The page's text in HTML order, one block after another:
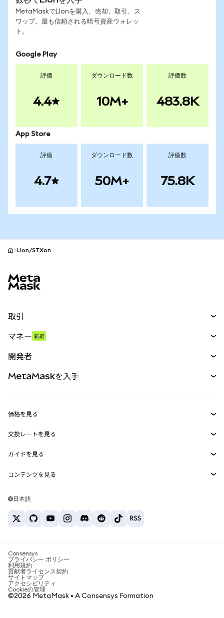
MetaMaskでLIonを購入、売却、取引、ス
ワップ。最も信頼される暗号資産ウォレッ
ト。
Google Play
評価
4.4
ダウンロード数
10M+
評価数
483.8K
App Store
評価
4.7
ダウンロード数
50M+
評価数
75.8K
LIon/STXon
取引
パーペチュアル
RWA
マネー 新規
開発者
MetaMask Connect
Snaps
Web3サービス
MetaMaskを入手
セキュリティ
サポート
キャリア
お問い合わせ
価格を見る
イーサリアムの価格
Solanaの価格
Tetherの価格
交換レートを見る
ETH→USD
USDT→INR
BTC→INR
ETH→USDT
ガイドを見る
ETHの購入
USDTの購入
SHIBの購入
BNBの購入
コンテンツを見る
Solanaウォレット
税制関連ニュース
暗号資産の購入方法は？
ビットコインを売るには？
日本語
Consensys
プライバシー ポリシー
利用規約
貢献者ライセンス契約
サイトマップ
アクセシビリティ
Cookieの管理
©2026 MetaMask • A Consensys Formation